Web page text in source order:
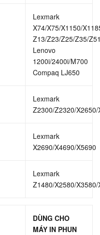
Lexmark
X74/X75/X1150/
Z13/Z23/Z25/Z35/
Lenovo
1200i/2400i/M700
Compaq LJ650
Lexmark
Z2300/Z2320/X2650/
Lexmark
X2690/X4690/X5690
Lexmark
Z1480/X2580/X3580/
DÙNG CHO
MÁY IN PHUN